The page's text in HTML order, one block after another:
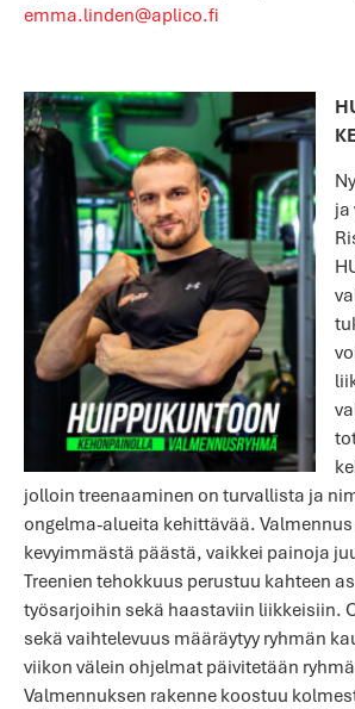
emma.linden@aplico.fi
ja
jolloin treenaaminen on turvallista ja
ongelma-alueita kehittävää.
kevyimmästä päästä, vaikkei painoja
Treenien tehokkuus perustuu kahteen
työsarjoihin sekä haastaviin liikkeisiin.
sekä vaihtelevuus määräytyy ryhmän
viikon välein ohjelmat päivitetään
Valmennuksen rakenne koostuu